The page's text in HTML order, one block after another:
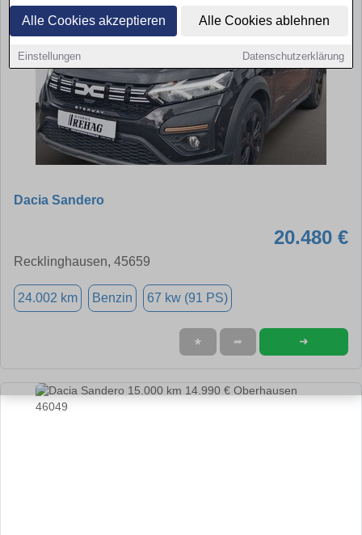
Alle Cookies akzeptieren Alle Cookies ablehnen
Einstellungen Datenschutzerklärung
Dacia Sandero
20.480 €
Recklinghausen, 45659
24.002 km Benzin 67 kw (91 PS)
★ ➦ ➜